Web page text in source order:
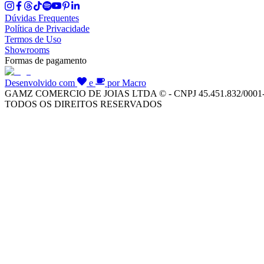
Dúvidas Frequentes
Política de Privacidade
Termos de Uso
Showrooms
Formas de pagamento
Desenvolvido com e
por Macro
GAMZ COMERCIO DE JOIAS LTDA © - CNPJ 45.451.832/
TODOS OS DIREITOS RESERVADOS